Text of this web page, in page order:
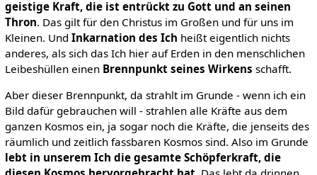
geistige Kraft, die ist entrückt zu Gott und an seinen
Thron. Das gilt für den Christus im Großen und für uns im
Kleinen. Und Inkarnation des Ich heißt eigentlich nichts
anderes, als sich das Ich hier auf Erden in den menschlichen
Leibeshüllen einen Brennpunkt seines Wirkens schafft.
Aber dieser Brennpunkt, da strahlt im Grunde - wenn ich ein
Bild dafür gebrauchen will - strahlen alle Kräfte aus dem
ganzen Kosmos ein, ja sogar noch die Kräfte, die jenseits des
räumlich und zeitlich fassbaren Kosmos sind. Also im Grunde
lebt in unserem Ich die gesamte Schöpferkraft, die